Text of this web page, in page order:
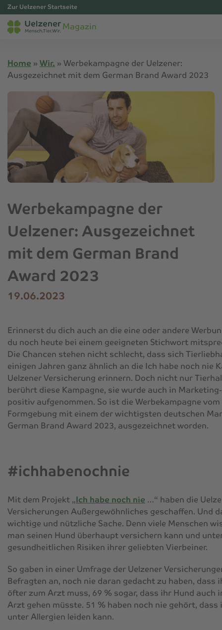
Zur Uelzener Startseite
Magazin
Home » Wir. » Werbekampagne der Uelzener:
Ausgezeichnet mit dem German Brand Award 2023
Werbekampagne der
Uelzener: Ausgezeichnet
mit dem German Brand
Award 2023
19.06.2023
Erinnerst du dich auch an die eine oder andere
du noch heute bei einem geeigneten Stichwort
Die Chancen stehen nicht schlecht, dass sich
einigen Jahren ganz ähnlich an die Ich habe noch nie
Uelzener Versicherung erinnern. Doch nicht nur
berührt diese Kampagne, sie wurde auch in
positiv aufgenommen. So ist die Werbekampagne
Formgebung mit einem der wichtigsten deutschen
German Brand Award 2023, ausgezeichnet worden.
#ichhabenochnie
Mit dem Projekt „Ich habe noch nie …“ haben die
Versicherungen Außergewöhnliches geschaffen. Und
wichtige und nützliche Sache. Denn viele Menschen
man seinen Hund überhaupt versichern kann und
gesundheitlichen Risiken ihrer geliebten Vierbeiner.
So gaben in einer Umfrage der Uelzener
Befragten an, noch nie daran gedacht zu haben, dass
öfter zum Arzt muss, 69 % sogar, dass ihr Hund auch
Arzt gehen müsste. 51 % haben noch nie gehört, dass
unter Allergien leiden kann.